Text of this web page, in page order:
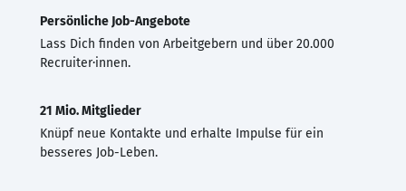
Persönliche Job-Angebote
Lass Dich finden von Arbeitgebern und über 20.000
Recruiter·innen.
21 Mio. Mitglieder
Knüpf neue Kontakte und erhalte Impulse für ein
besseres Job-Leben.